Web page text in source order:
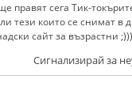
правят сега Тик-
тези които се снимат в
сайт за възрастни ;)))
Сигнализирай за